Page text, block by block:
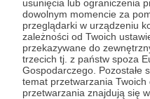
usunięcia lub ograniczenia
dowolnym momencie za
przeglądarki w urządzeniu
zależności od Twoich
przekazywane do
trzecich tj. z państw spoza
Gospodarczego. Pozostałe
temat przetwarzania
przetwarzania znajdują się
Zobacz